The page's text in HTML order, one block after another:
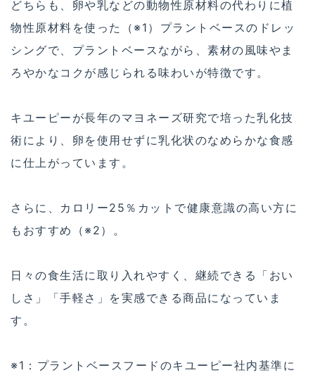
どちらも、卵や乳などの動物性原材料の代わりに植
物性原材料を使った（※1）プラントベースのドレッ
シングで、プラントベースながら、素材の風味やま
ろやかなコクが感じられる味わいが特徴です。
キユーピーが長年のマヨネーズ研究で培った乳化技
術により、卵を使用せずに乳化状のなめらかな食感
に仕上がっています。
さらに、カロリー25％カットで健康意識の高い方に
もおすすめ（※2）。
日々の食生活に取り入れやすく、継続できる「おい
しさ」「手軽さ」を実感できる商品になっていま
す。
※1：プラントベースフードのキユーピー社内基準に